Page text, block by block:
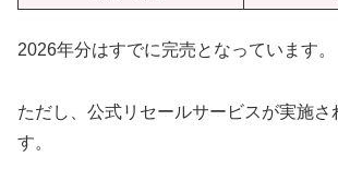
2026年分はすでに完売となっています。
ただし、公式リセールサービスが実施さ
す。